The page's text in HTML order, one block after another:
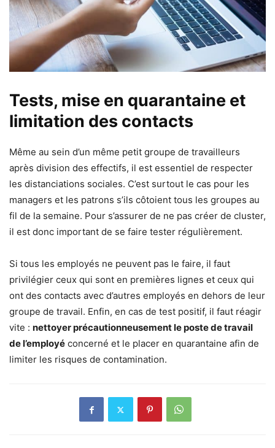
Tests, mise en quarantaine et
limitation des contacts
Même au sein d’un même petit groupe de travailleurs
après division des effectifs, il est essentiel de respecter
les distanciations sociales. C’est surtout le cas pour les
managers et les patrons s’ils côtoient tous les groupes au
fil de la semaine. Pour s’assurer de ne pas créer de cluster,
il est donc important de se faire tester régulièrement.
Si tous les employés ne peuvent pas le faire, il faut
privilégier ceux qui sont en premières lignes et ceux qui
ont des contacts avec d’autres employés en dehors de leur
groupe de travail. Enfin, en cas de test positif, il faut réagir
vite : nettoyer précautionneusement le poste de travail
de l’employé concerné et le placer en quarantaine afin de
limiter les risques de contamination.